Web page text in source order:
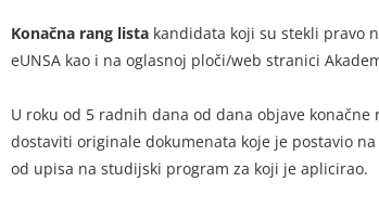
Konačna rang lista kandidata koji su stekli pravo
eUNSA kao i na oglasnoj ploči/web stranici
U roku od 5 radnih dana od dana objave
dostaviti originale dokumenata koje je postavio
od upisa na studijski program za koji je aplicirao.